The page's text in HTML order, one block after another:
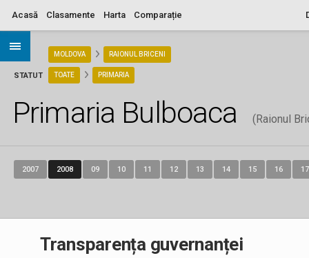
Acasă Clasamente Harta Comparație
STATUT
MOLDOVA RAIONUL BRICENI
TOATE PRIMARIA
Primaria Bulboaca (Raionul
2007 2008 09 10 11 12 13 14 15 16 17
Transparența guvernanței